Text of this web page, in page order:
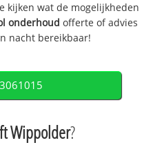
kijken wat de mogelijkheden
onderhoud offerte of advies
nacht bereikbaar!
Wippolder?